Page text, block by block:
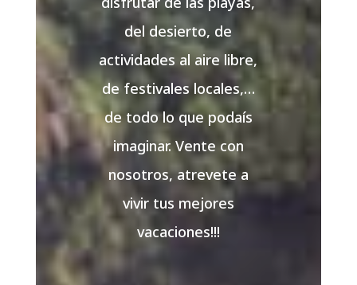
del desierto, de
actividades al aire libre,
de festivales locales,…
de todo lo que podaís
imaginar. Vente con
nosotros, atrevete a
vivir tus mejores
vacaciones!!!